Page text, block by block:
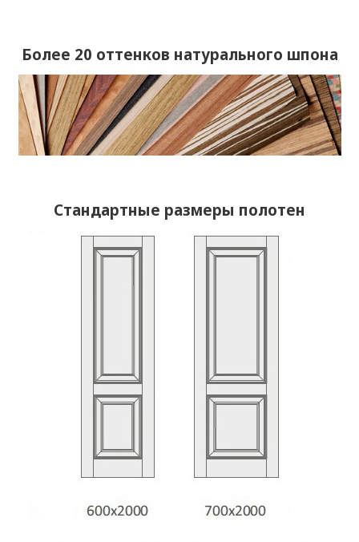
Более 20 оттенков натурального шпона
Стандартные размеры полотен